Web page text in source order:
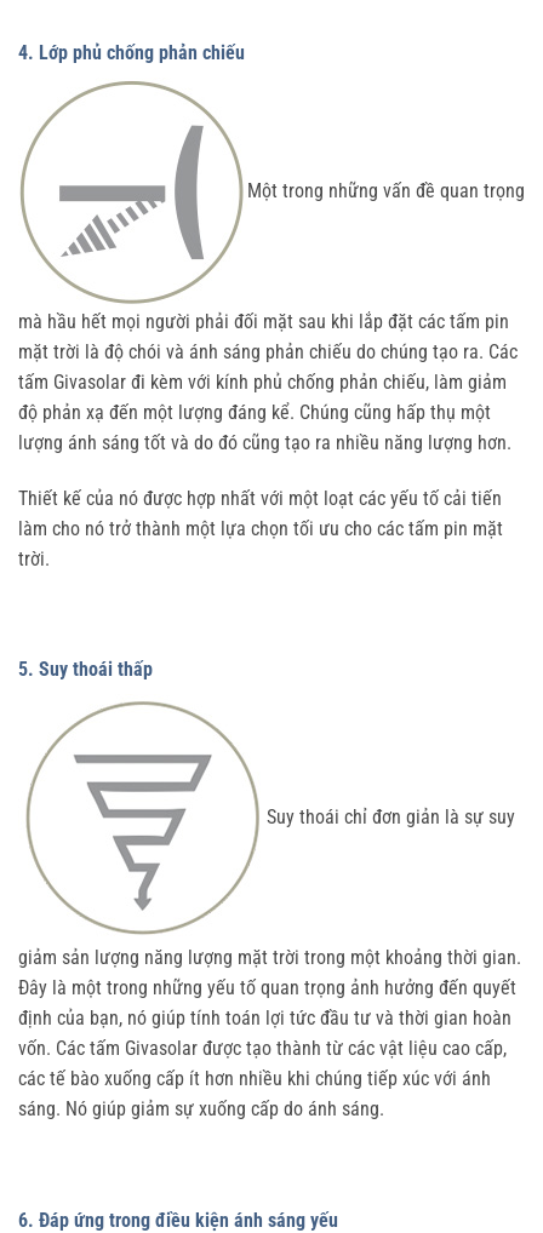
4. Lớp phủ chống phản chiếu
Một trong những vấn đề quan trọng
mà hầu hết mọi người phải đối mặt sau khi lắp đặt các tấm pin
mặt trời là độ chói và ánh sáng phản chiếu do chúng tạo ra. Các
tấm Givasolar đi kèm với kính phủ chống phản chiếu, làm giảm
độ phản xạ đến một lượng đáng kể. Chúng cũng hấp thụ một
lượng ánh sáng tốt và do đó cũng tạo ra nhiều năng lượng hơn.
Thiết kế của nó được hợp nhất với một loạt các yếu tố cải tiến
làm cho nó trở thành một lựa chọn tối ưu cho các tấm pin mặt
trời.
5. Suy thoái thấp
Suy thoái chỉ đơn giản là sự suy
giảm sản lượng năng lượng mặt trời trong một khoảng thời gian.
Đây là một trong những yếu tố quan trọng ảnh hưởng đến quyết
định của bạn, nó giúp tính toán lợi tức đầu tư và thời gian hoàn
vốn. Các tấm Givasolar được tạo thành từ các vật liệu cao cấp,
các tế bào xuống cấp ít hơn nhiều khi chúng tiếp xúc với ánh
sáng. Nó giúp giảm sự xuống cấp do ánh sáng.
6. Đáp ứng trong điều kiện ánh sáng yếu